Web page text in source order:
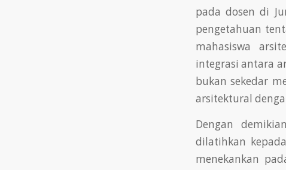
pada dosen di
pengetahuan
mahasiswa
integrasi antara
bukan sekedar
arsitektural
Dengan
dilatihkan
menekankan